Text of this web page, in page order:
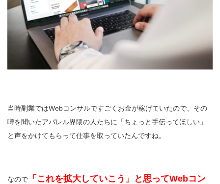
当時副業ではWebコンサルですごくお金が稼げていたので、その
噂を聞いたアパレル界隈の人たちに「ちょっと手伝ってほしい」
と声をかけてもらって仕事を取っていたんですね。
なので
「これを拡大していこう」と思ってWebコン